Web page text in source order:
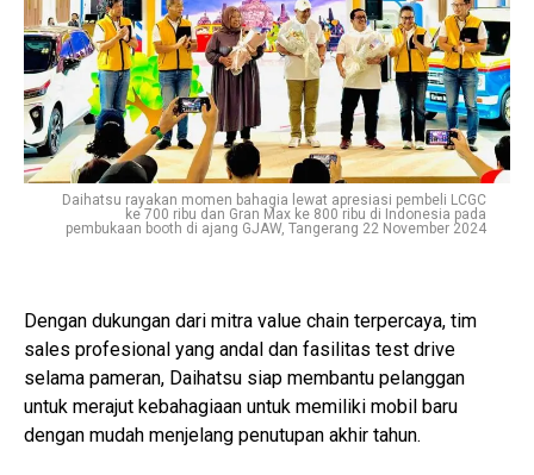
Daihatsu rayakan momen bahagia lewat apresiasi pembeli LCGC
ke 700 ribu dan Gran Max ke 800 ribu di Indonesia pada
pembukaan booth di ajang GJAW, Tangerang 22 November 2024
Dengan dukungan dari mitra value chain terpercaya, tim
sales profesional yang andal dan fasilitas test drive
selama pameran, Daihatsu siap membantu pelanggan
untuk merajut kebahagiaan untuk memiliki mobil baru
dengan mudah menjelang penutupan akhir tahun.